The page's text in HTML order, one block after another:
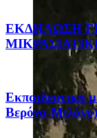
ΕΚΔΗΛΩΣΗ
Eκπαιδευτική
Βερόνα-Μιλάνο)